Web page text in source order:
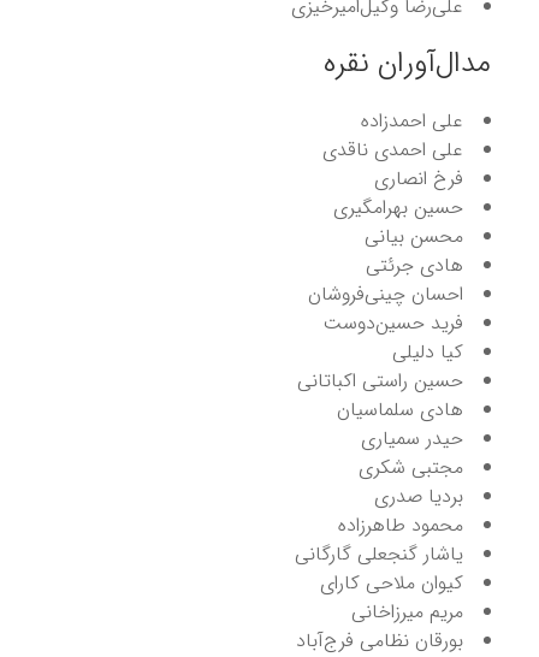
علی‌رضا وکیل‌امیرخیزی
مدال‌آوران نقره
علی احمدزاده
علی احمدی ناقدی
فرخ انصاری
حسین بهرامگیری
محسن بیانی
هادی جرئتی
احسان چینی‌فروشان
فرید حسین‌دوست
کیا دلیلی
حسین راستی اکباتانی
هادی سلماسیان
حیدر سمیاری
مجتبی شکری
بردیا صدری
محمود طاهرزاده
یاشار گنجعلی گارگانی
کیوان ملاحی کارای
مریم میرزاخانی
بورقان نظامی فرج‌آباد